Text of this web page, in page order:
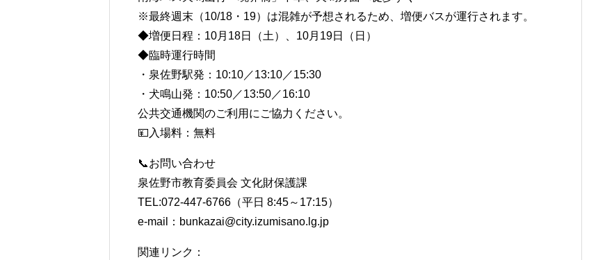
※最終週末（10/18・19）は混雑が予想されるため、増便バスが運行されます。
◆増便日程：10月18日（土）、10月19日（日）
◆臨時運行時間
・泉佐野駅発：10:10／13:10／15:30
・犬鳴山発：10:50／13:50／16:10
公共交通機関のご利用にご協力ください。
💴入場料：無料
📞お問い合わせ
泉佐野市教育委員会 文化財保護課
TEL:072-447-6766（平日 8:45～17:15）
e-mail：bunkazai@city.izumisano.lg.jp
関連リンク：